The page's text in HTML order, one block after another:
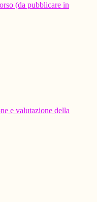
(da pubblicare in
e valutazione della